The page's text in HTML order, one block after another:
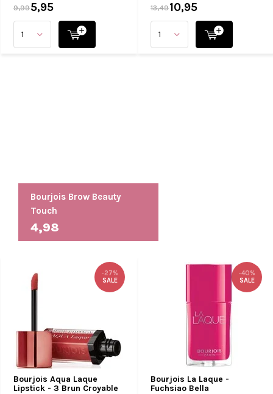
9,995,95 13,4910,95
Bourjois Brow Beauty
Touch
4,98
Bourjois Aqua Laque
Lipstick - 3 Brun Croyable
-27%
SALE
Bourjois La Laque -
Fuchsiao Bella
-40%
SALE